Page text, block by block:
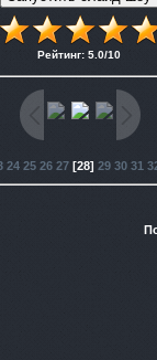
Рейтинг:5.0/10
24 25 26 27 [28]29 30 31